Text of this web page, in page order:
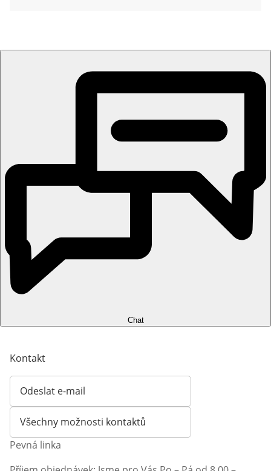
Chat
Kontakt
Odeslat e-mail
Otevírá e-mailového klienta
Všechny možnosti kontaktů
Pevná linka